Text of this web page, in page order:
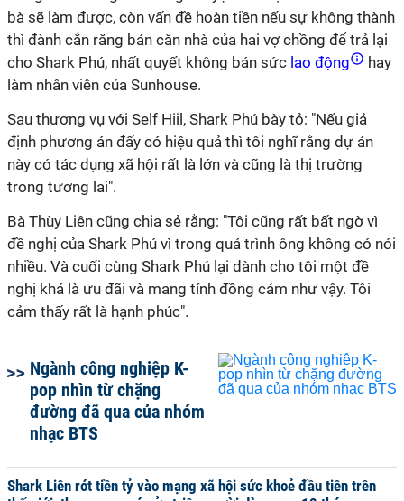
bà sẽ làm được, còn vấn đề hoàn tiền nếu sự không thành
thì đành cắn răng bán căn nhà của hai vợ chồng để trả lại
cho Shark Phú, nhất quyết không bán sức lao động
hay
làm nhân viên của Sunhouse.
Sau thương vụ với Self Hiil, Shark Phú bày tỏ: "Nếu giả
định phương án đấy có hiệu quả thì tôi nghĩ rằng dự án
này có tác dụng xã hội rất là lớn và cũng là thị trường
trong tương lai".
Bà Thùy Liên cũng chia sẻ rằng: "Tôi cũng rất bất ngờ vì
đề nghị của Shark Phú vì trong quá trình ông không có nói
nhiều. Và cuối cùng Shark Phú lại dành cho tôi một đề
nghị khá là ưu đãi và mang tính đồng cảm như vậy. Tôi
cảm thấy rất là hạnh phúc".
Ngành công nghiệp K-
pop nhìn từ chặng
đường đã qua của nhóm
nhạc BTS
Shark Liên rót tiền tỷ vào mạng xã hội sức khoẻ đầu tiên trên